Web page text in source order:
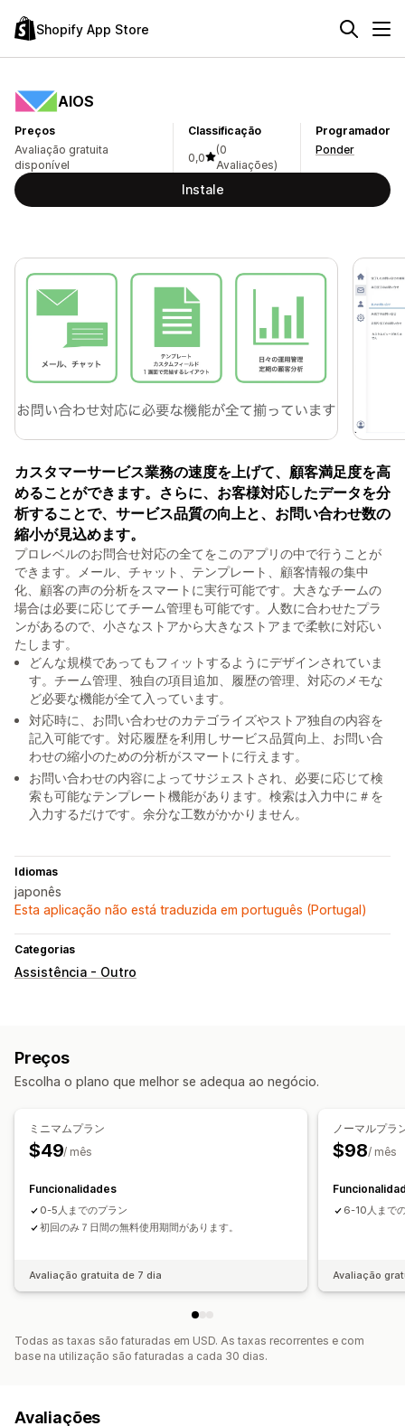
Shopify App Store
AIOS
Preços
Avaliação gratuita
disponível
Classificação
0,0
(0
Avaliações)
Programador
Ponder
Instale
カスタマーサービス業務の速度を上げて、顧客満足度を高
めることができます。さらに、お客様対応したデータを分
析することで、サービス品質の向上と、お問い合わせ数の
縮小が見込めます。
プロレベルのお問合せ対応の全てをこのアプリの中で行うことが
できます。メール、チャット、テンプレート、顧客情報の集中
化、顧客の声の分析をスマートに実行可能です。大きなチームの
場合は必要に応じてチーム管理も可能です。人数に合わせたプラ
ンがあるので、小さなストアから大きなストアまで柔軟に対応い
たします。
どんな規模であってもフィットするようにデザインされていま
す。チーム管理、独自の項目追加、履歴の管理、対応のメモな
ど必要な機能が全て入っています。
対応時に、お問い合わせのカテゴライズやストア独自の内容を
記入可能です。対応履歴を利用しサービス品質向上、お問い合
わせの縮小のための分析がスマートに行えます。
お問い合わせの内容によってサジェストされ、必要に応じて検
索も可能なテンプレート機能があります。検索は入力中に＃を
入力するだけです。余分な工数がかかりません。
Idiomas
japonês
Esta aplicação não está traduzida em português (Portugal)
Categorias
Assistência - Outro
Preços
Escolha o plano que melhor se adequa ao negócio.
ミニマムプラン
$49/ mês
Funcionalidades
0-5人までのプラン
初回のみ７日間の無料使用期間があります。
Avaliação gratuita de 7 dia
ノーマルプラ
$98/ mês
6-10人まで
Avaliação
Todas as taxas são faturadas em USD. As taxas recorrentes e com
base na utilização são faturadas a cada 30 dias.
Avaliações